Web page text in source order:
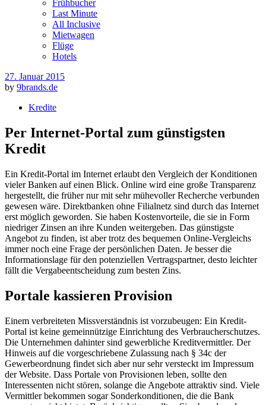
Frühbucher
Last Minute
All Inclusive
Mietwagen
Flüge
Hotels
27. Januar 2015
by 9brands.de
Kredite
Per Internet-Portal zum günstigsten
Kredit
Ein Kredit-Portal im Internet erlaubt den Vergleich der Konditionen
vieler Banken auf einen Blick. Online wird eine große Transparenz
hergestellt, die früher nur mit sehr mühevoller Recherche verbunden
gewesen wäre. Direktbanken ohne Filialnetz sind durch das Internet
erst möglich geworden. Sie haben Kostenvorteile, die sie in Form
niedriger Zinsen an ihre Kunden weitergeben. Das günstigste
Angebot zu finden, ist aber trotz des bequemen Online-Vergleichs
immer noch eine Frage der persönlichen Daten. Je besser die
Informationslage für den potenziellen Vertragspartner, desto leichter
fällt die Vergabeentscheidung zum besten Zins.
Portale kassieren Provision
Einem verbreiteten Missverständnis ist vorzubeugen: Ein Kredit-
Portal ist keine gemeinnützige Einrichtung des Verbraucherschutzes.
Die Unternehmen dahinter sind gewerbliche Kreditvermittler. Der
Hinweis auf die vorgeschriebene Zulassung nach § 34c der
Gewerbeordnung findet sich aber nur sehr versteckt im Impressum
der Website. Dass Portale von Provisionen leben, sollte den
Interessenten nicht stören, solange die Angebote attraktiv sind. Viele
Vermittler bekommen sogar Sonderkonditionen, die die Bank